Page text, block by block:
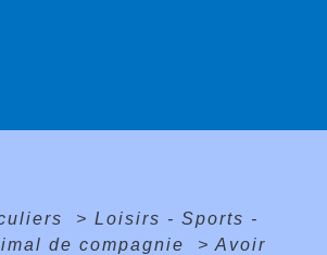
> Loisirs - Sports -
de compagnie > Avoir